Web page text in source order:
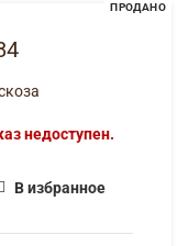
ПРОДАНО
недоступен.
В избранное